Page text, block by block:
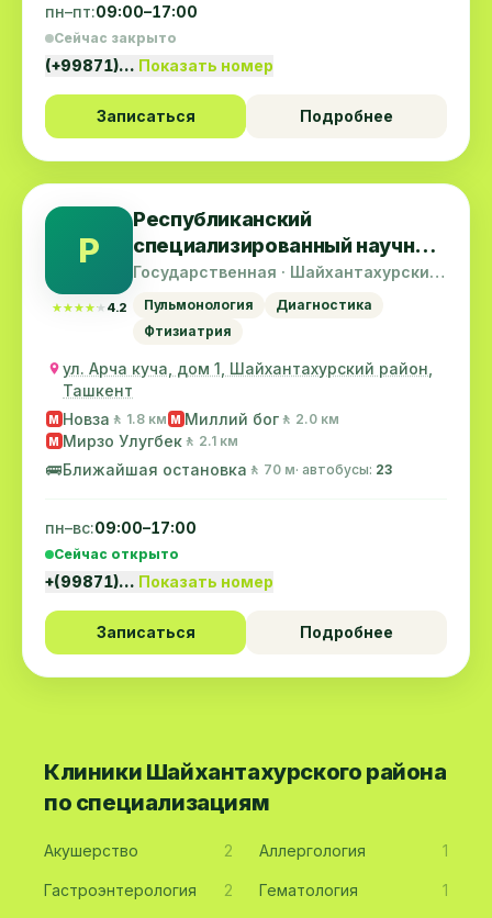
пн–пт:09:00–17:00
Сейчас закрыто
(+99871)… Показать номер
Записаться Подробнее
Р
★★★★★
★★★★★ 4.2
Республиканский
специализированный научно-
практический медицинский
центр фтизиатрии и
пульмонологии
Государственная · Шайхантахурский
Пульмонология
Диагностика
Фтизиатрия
ул. Арча куча, дом 1, Шайхантахурский район,
Ташкент
M Новза 🚶 1.8 км M Миллий бог 🚶 2.0 км
M Мирзо Улугбек 🚶 2.1 км
🚌Ближайшая остановка 🚶 70 м· автобусы: 23
пн–вс:09:00–17:00
Сейчас открыто
+(99871)… Показать номер
Записаться Подробнее
Клиники Шайхантахурского района
по специализациям
Акушерство 2 Аллергология 1
Гастроэнтерология 2 Гематология 1